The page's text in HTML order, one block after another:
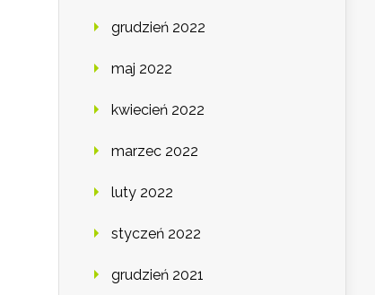
grudzień 2022
maj 2022
kwiecień 2022
marzec 2022
luty 2022
styczeń 2022
grudzień 2021